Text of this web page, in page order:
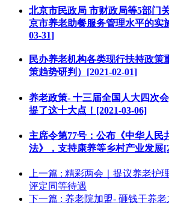
北京市民政局 市财政局等5部门
京市养老助餐服务管理水平的实
03-31]
民办养老机构各类现行扶持政策
策趋势研判）[2021-02-01]
养老政策- 十三届全国人大四次
提了这十大点！[2021-03-06]
主席令第77号：公布《中华人民
法》，支持康养等乡村产业发展
上一篇 : 精彩两会｜提议养老护
评定同等待遇
下一篇 : 养老院加盟- 砸钱干养